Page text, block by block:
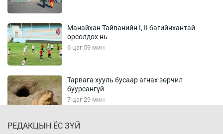
Манайхан Тайванийн I, II багийнхантай
өрсөлдөх нь
6 цаг 59 мин
Тарвага хууль бусаар агнах зөрчил
буурсангүй
7 цаг 29 мин
РЕДАКЦЫН ЁС ЗҮЙ